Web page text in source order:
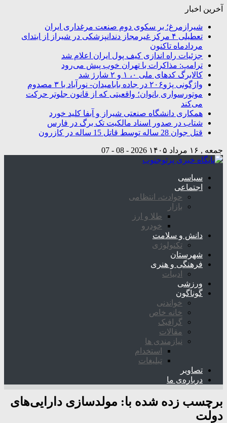
آخرین اخبار
شیرازمرغ؛ بر سکوی دوم صنعت مرغداری ایران
تعطیلی ۴ مرکز غیرمجاز دندانپزشکی در شیراز از ابتدای
مردادماه تاکنون
جزئیات راه اندازی کیف پول ایران اعلام شد
ترامپ: مذاکرات با تهران خوب پیش می‌رود
کالابرگ کدهای ملی ۰، ۱ و ۲ شارژ شد
واژگونی پژو۲۰۶ در جاده بابامیدان- نورآباد با ۳ مصدوم
موتورسواری بانوان؛ واقعیتی که از قانون جلوتر حرکت
می‌کند
همکاری دانشگاه صنعتی شیراز و آبفا کلید خورد
شتاب در صدور اسناد مالکیت تک برگ در فارس
قتل جوان 28 ساله توسط قاتل 15 ساله در کازرون
جمعه , ۱۶ مرداد ۱۴۰۵ 2026 - 08 - 07
سیاسی
اجتماعی
حوادث، انتظامی
بازار
طلا و ارز
خودرو
دانش و سلامت
تکنولوژی
شهرستان
فرهنگی و هنری
ادبیات
ورزشی
گوناگون
خواندنی
خانه خاص
گرافیک
مقالات
نیازمندی ها
استخدام
تبلیغات
تصاویر
درباره‌ی ما
برچسب زده شده با: مولدسازی دارایی‌های
دولت